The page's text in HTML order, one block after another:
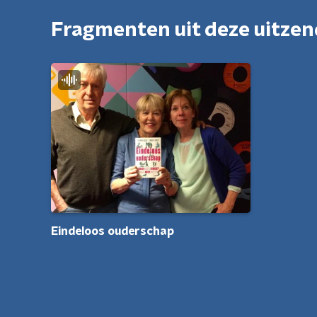
Fragmenten uit deze
Eindeloos ouderschap